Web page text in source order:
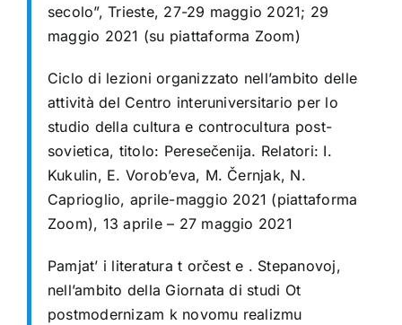
secolo”, Trieste, 27-29 maggio 2021; 29
maggio 2021 (su piattaforma Zoom)
Ciclo di lezioni organizzato nell’ambito delle
attività del Centro interuniversitario per lo
studio della cultura e controcultura post-
sovietica, titolo: Peresečenija. Relatori: I.
Kukulin, E. Vorob’eva, M. Černjak, N.
Caprioglio, aprile-maggio 2021 (piattaforma
Zoom), 13 aprile – 27 maggio 2021
Pamjat’ i literatura t orčest e . Stepanovoj,
nell’ambito della Giornata di studi Ot
postmodernizam k novomu realizmu